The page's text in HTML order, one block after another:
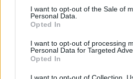
consent section.
I want to opt-out of the Sale of
Personal Data.
Opted In
I want to opt-out of processing
Personal Data for Targeted
Opted In
I want to opt-out of Collection,
MAGYAR ÉPÍTŐK